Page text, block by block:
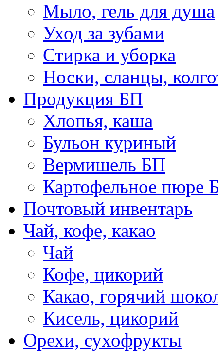
Мыло, гель для душа
Уход за зубами
Стирка и уборка
Носки, сланцы,
Продукция БП
Хлопья, каша
Бульон куриный
Вермишель БП
Картофельное пюре
Почтовый инвентарь
Чай, кофе, какао
Чай
Кофе, цикорий
Какао, горячий
Кисель, цикорий
Орехи, сухофрукты